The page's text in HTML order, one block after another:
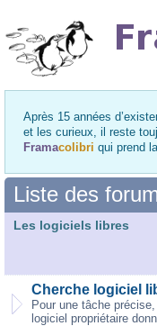
Après 15 années
et les curieux, il reste
Framacolibri qui prend
Liste des
Les logiciels libres
Cherche logiciel
Pour une tâche
logiciel propriétaire